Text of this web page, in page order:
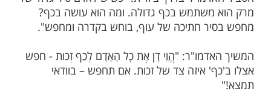
מסר האדמו"ר מגור בעל ה"פני מנחם"
אבות. כשהגיע למשנה "הֱוֵי דָן אֶת כָל
זְכוּת" (א', ו') שאל את תלמידיו: "מהי אותה
מדוע קוראים לה 'כף'?"
אף פעם לא חשבתי על זה" השיב אחד